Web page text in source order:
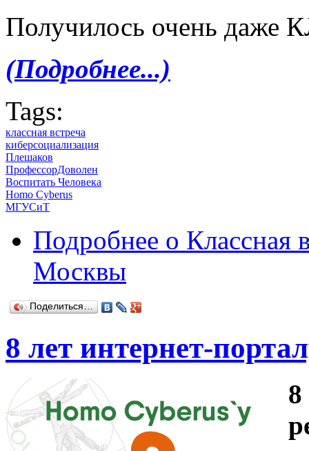
Получилось очень
(Подробнее...)
Tags:
классная встреча
киберсоциализация
Плешаков
ПрофессорДоволен
Воспитать Человека
Homo Cyberus
МГУСиТ
Подробнее о Классная
Москвы
Поделиться…
8 лет интернет-